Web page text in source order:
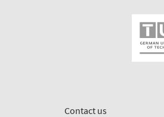
Contact us